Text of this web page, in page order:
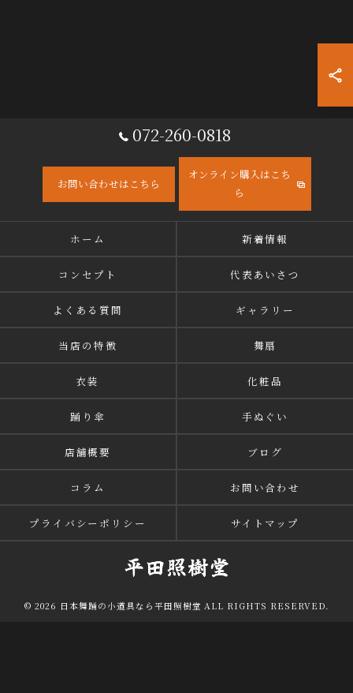
072-260-0818
お問い合わせはこちら
オンライン購入はこち
ら
ホーム 新着情報
コンセプト 代表あいさつ
よくある質問 ギャラリー
当店の特徴 舞扇
衣装 化粧品
踊り傘 手ぬぐい
店舗概要 ブログ
コラム お問い合わせ
プライバシーポリシー サイトマップ
© 2026 日本舞踊の小道具なら平田照樹堂 ALL RIGHTS RESERVED.